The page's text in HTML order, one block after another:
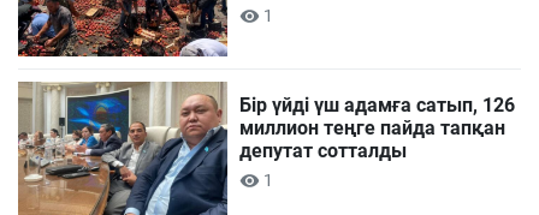
1
Бір үйді үш адамға сатып, 126
миллион теңге пайда тапқан
депутат сотталды
1